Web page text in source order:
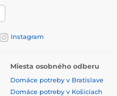
Instagram
Miesta osobného odberu
Domáce potreby v Bratislave
Domáce potreby v Košiciach